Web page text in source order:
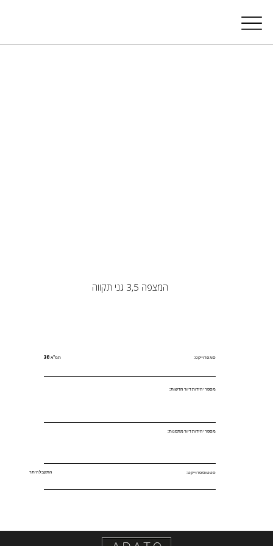
המצפה 3,5 גני תקווה
תמ"א 38
התקבל היתר
מספר יחידות דיור מתפנות:
מספר יחידות דיור חדשות:
סוג פרוייקט:
סטטוס פרוייקט: